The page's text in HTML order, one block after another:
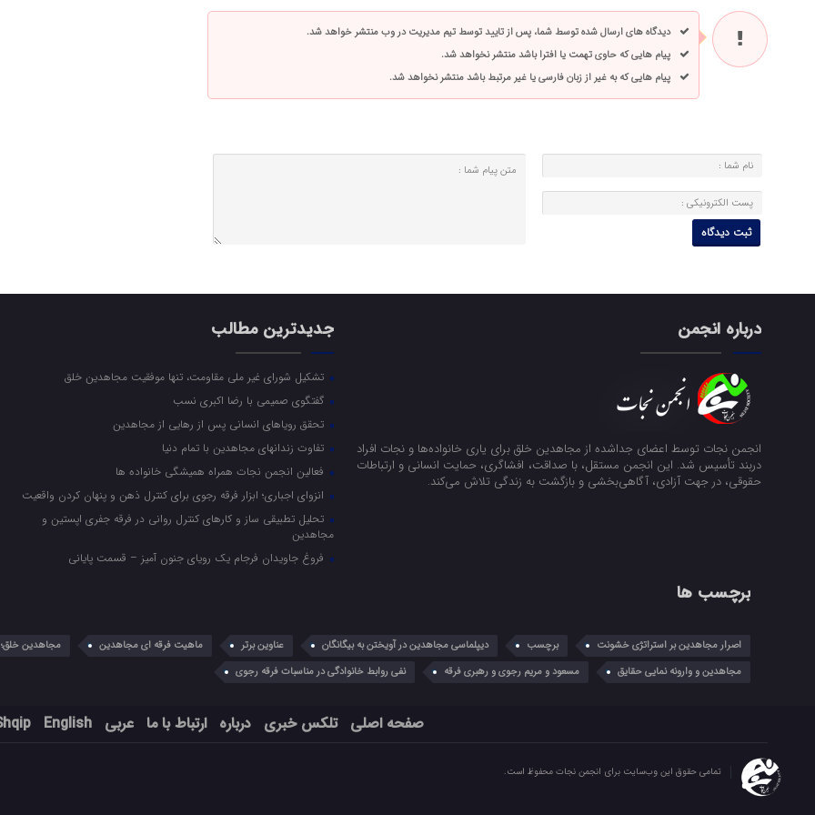
دیدگاه های ارسال شده توسط شما، پس از تایید توسط تیم مدیریت در وب منتشر خواهد شد.
پیام هایی که حاوی تهمت یا افترا باشد منتشر نخواهد شد.
پیام هایی که به غیر از زبان فارسی یا غیر مرتبط باشد منتشر نخواهد شد.
درباره انجمن
انجمن نجات توسط اعضای جداشده از مجاهدین خلق برای یاری خانواده‌ها و نجات افراد
دربند تأسیس شد. این انجمن مستقل، با صداقت، افشاگری، حمایت انسانی و ارتباطات
حقوقی، در جهت آزادی، آگاهی‌بخشی و بازگشت به زندگی تلاش می‌کند.
جدیدترین مطالب
تشکیل شورای غیر ملی مقاومت، تنها موفقیت مجاهدین خلق
گفتگوی صمیمی با رضا اکبری نسب
تحقق رویاهای انسانی پس از رهایی از مجاهدین
تفاوت زندانهای مجاهدین با تمام دنیا
فعالین انجمن نجات همراه همیشگی خانواده ها
انزوای اجباری؛ ابزار فرقه رجوی برای کنترل ذهن و پنهان کردن واقعیت
تحلیل تطبیقی ساز و کارهای کنترل روانی در فرقه جفری اپستین و
مجاهدین
فروغ جاویدان فرجام یک رویای جنون آمیز – قسمت پایانی
برچسب ها
اصرار مجاهدین بر استراتژی خشونت برچسب دیپلماسی مجاهدین در آویختن به بیگانگان عناوین برتر ماهیت فرقه ای مجاهدین مجاهدین
مجاهدین و وارونه نمایی حقایق
مسعود و مریم رجوی و رهبری فرقه نفی روابط خانوادگی در مناسبات فرقه رجوی
صفحه اصلی تلکس خبری درباره ارتباط با ما عربي English
تمامی حقوق این وب‌سایت برای انجمن نجات محفوظ است.